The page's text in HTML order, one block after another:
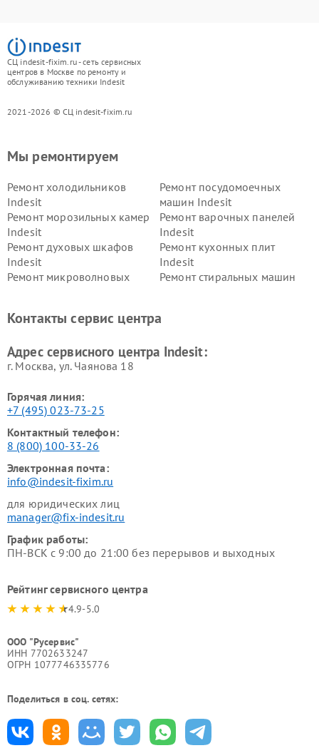
СЦ indesit-fixim.ru - сеть сервисных
центров в Москве по ремонту и
обслуживанию техники Indesit
2021-2026 © СЦ indesit-fixim.ru
Мы ремонтируем
Ремонт холодильников
Indesit
Ремонт посудомоечных
машин Indesit
Ремонт морозильных камер
Indesit
Ремонт варочных панелей
Indesit
Ремонт духовых шкафов
Indesit
Ремонт кухонных плит
Indesit
Ремонт микроволновых
Ремонт стиральных машин
Indesit
Indesit
Контакты сервис центра
Адрес сервисного центра Indesit:
г. Москва, ул. Чаянова 18
Горячая линия:
+7 (495) 023-73-25
Контактный телефон:
8 (800) 100-33-26
Электронная почта:
info@indesit-fixim.ru
для юридических лиц
manager@fix-indesit.ru
График работы:
ПН-ВСК с 9:00 до 21:00 без перерывов и выходных
Рейтинг сервисного центра
4.9-5.0
ООО "Русервис"
ИНН 7702633247
ОГРН 1077746335776
Поделиться в соц. сетях: